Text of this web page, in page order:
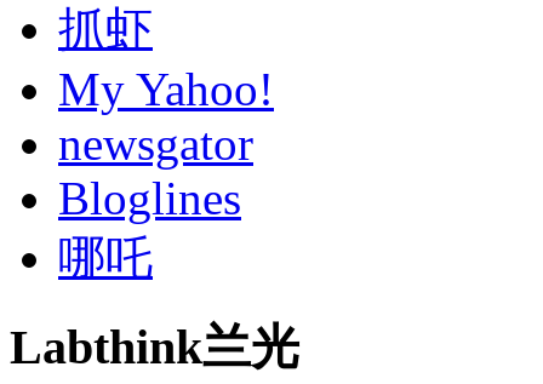
抓虾
My Yahoo!
newsgator
Bloglines
哪吒
Labthink兰光